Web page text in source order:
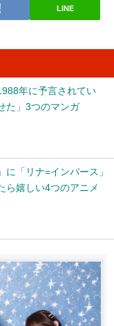
LINE
年に予言されてい
た」3つのマンガ
「リナ=インバース」
嬉しい4つのアニメ